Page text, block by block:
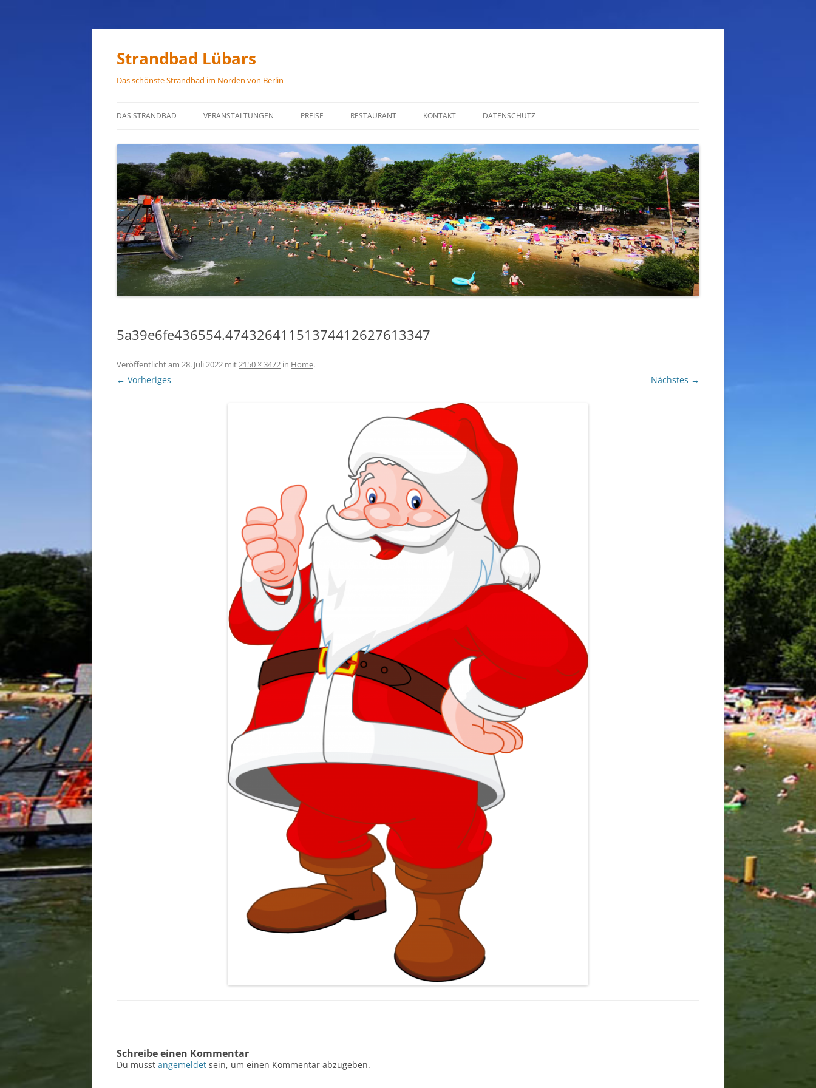
Zum
Strandbad Lübars
Das schönste Strandbad im Norden von Berlin
DAS STRANDBAD
ANFAHRT
HAUSORDNUNG
VERMIETUNG
PRESSEFOTOS
JOB-ANGEBOTE
VERANSTALTUNGEN PREISE RESTAURANT
ÖFFNUNGSZEITEN
PARTYSERVICE
RÄUMLICHKEITEN
KONTAKT DATENSCHUTZ
5a39e6fe436554.47432641151374412627613347
Veröffentlicht am 28. Juli 2022 mit2150 × 3472 in Home.
← Vorheriges Nächstes →
Schreibe einen Kommentar
Du musst angemeldet sein, um einen Kommentar abzugeben.